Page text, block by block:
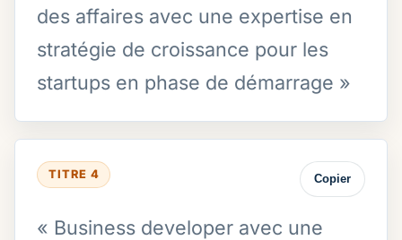
des affaires avec une expertise en
stratégie de croissance pour les
startups en phase de démarrage »
TITRE 4 Copier
« Business developer avec une